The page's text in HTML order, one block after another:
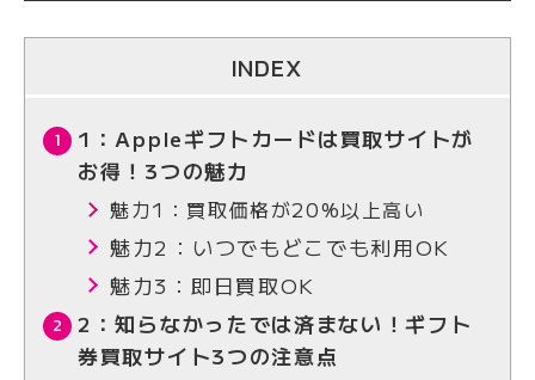
信頼を得ている。
INDEX
1：Appleギフトカードは買取サイトが
お得！3つの魅力
魅力1：買取価格が20%以上高い
魅力2：いつでもどこでも利用OK
魅力3：即日買取OK
2：知らなかったでは済まない！ギフト
券買取サイト3つの注意点